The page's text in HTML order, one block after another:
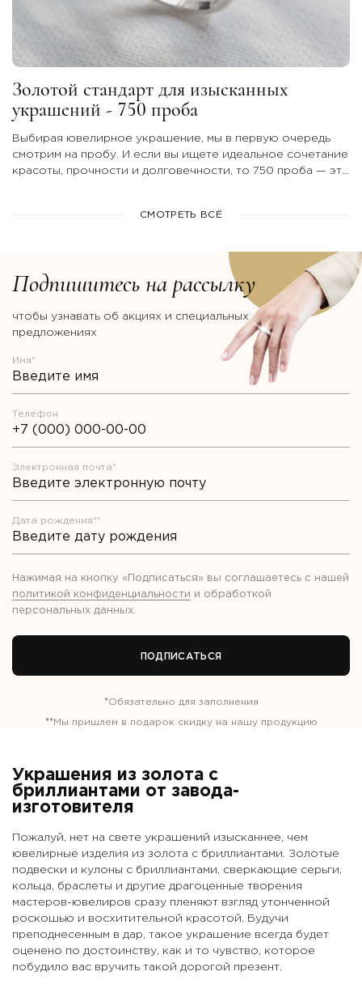
Золотой стандарт для изысканных
украшений - 750 проба
Выбирая ювелирное украшение, мы в первую очередь
смотрим на пробу. И если вы ищете идеальное сочетание
красоты, прочности и долговечности, то 750 проба — это
СМОТРЕТЬ ВСЁ
Подпишитесь на рассылку
чтобы узнавать об акциях и специальных
предложениях
Имя*
Телефон
Электронная почта*
Дата рождения**
Нажимая на кнопку «Подписаться» вы соглашаетесь с нашей
политикой конфиденциальности
и обработкой
персональных данных.
ПОДПИСАТЬСЯ
*Обязательно для заполнения
**Мы пришлем в подарок скидку на нашу продукцию
Украшения из золота с
бриллиантами от завода-
изготовителя
Пожалуй, нет на свете украшений изысканнее, чем
ювелирные изделия из золота с бриллиантами. Золотые
подвески и кулоны с бриллиантами, сверкающие серьги,
кольца, браслеты и другие драгоценные творения
мастеров-ювелиров сразу пленяют взгляд утонченной
роскошью и восхитительной красотой. Будучи
преподнесенным в дар, такое украшение всегда будет
оценено по достоинству, как и то чувство, которое
побудило вас вручить такой дорогой презент.